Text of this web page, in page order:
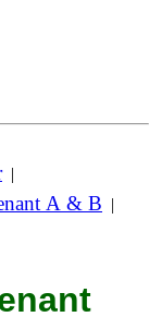
|
A & B |